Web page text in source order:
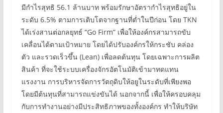
มีกำไรสุทธิ 56.1 ล้านบาท พร้อมรักษาอัตรากำไรสุทธิอยู่ใน
ระดับ 6.5% ตามการเติบโตจากฐานที่ต่ำในปีก่อน โดย TKN
ได้เร่งสานต่อกลยุทธ์ “Go Firm” เพื่อให้องค์กรสามารถขับ
เคลื่อนได้ตามเป้าหมาย โดยได้ปรับองค์กรให้กระชับ คล่อง
ตัว และรวดเร็วขึ้น (Lean) เพื่อลดต้นทุน โดยเฉพาะการผลิต
สินค้า ที่จะใช้ระบบเครื่องจักรอัตโนมัติเข้ามาทดแทน
แรงงาน การบริหารจัดการวัตถุดิบให้อยูในระดับที่เพียงพอ
โดยมีต้นทุนที่สามารถแข่งขันได้ นอกจากนี้ เพื่อให้ครอบคลุม
กับการทำงานอย่างมีประสิทธิภาพของทั้งองค์กร ทำให้บริษัท